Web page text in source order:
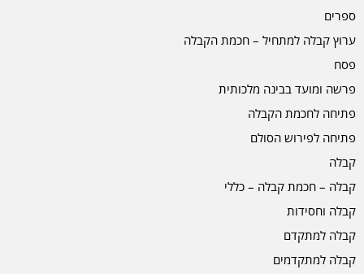
ספרים
ערוץ קבלה למתחיל – חכמת הקבלה
פסח
פרשה ומועד בבינה מלכותית
פתיחה לחכמת הקבלה
פתיחה לפירוש הסולם
קבלה
קבלה – חכמת קבלה – כללי
קבלה וחסידות
קבלה למתקדם
קבלה למתקדמים